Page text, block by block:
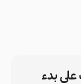
بدء